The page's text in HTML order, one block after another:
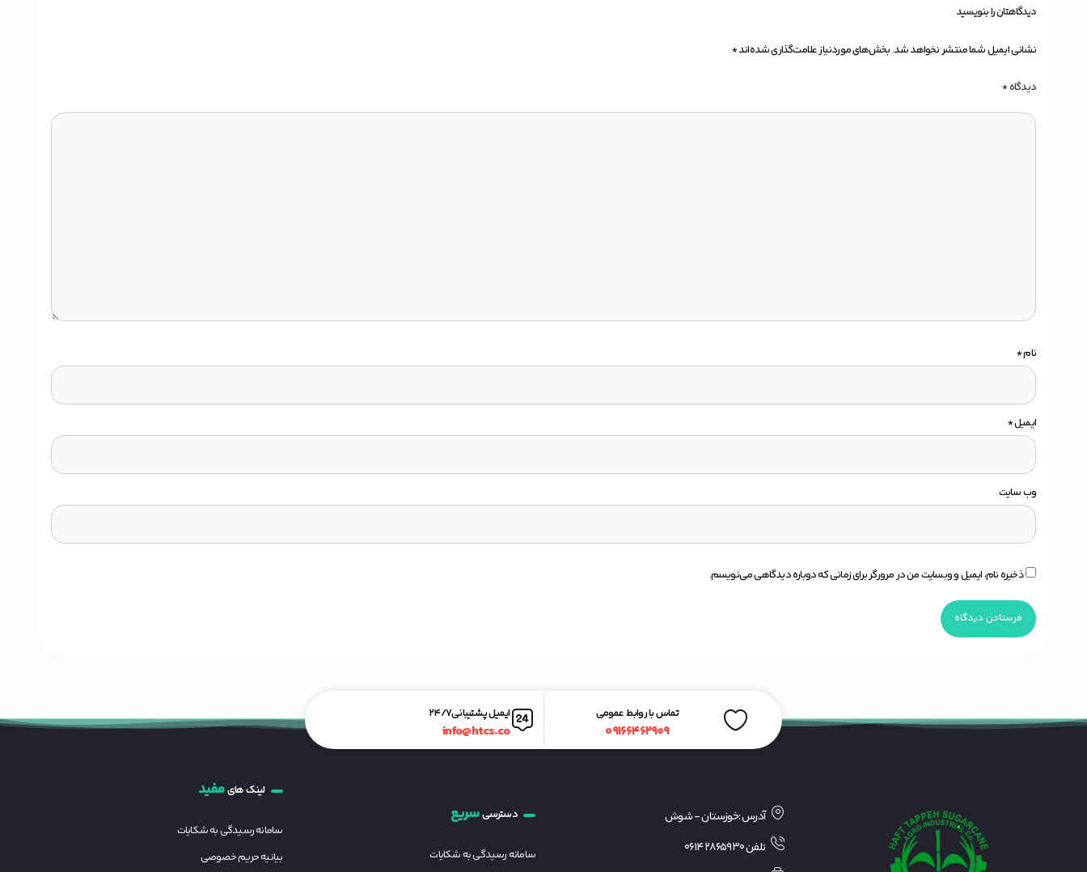
دیدگاهتان را بنویسید
نشانی ایمیل شما منتشر نخواهد شد.بخش‌های موردنیاز علامت‌گذاری شده‌اند*
دیدگاه*
نام*
ایمیل*
وب‌ سایت
ذخیره نام، ایمیل و وبسایت من در مرورگر برای زمانی که دوباره دیدگاهی می‌نویسم.
تماس با روابط عمومی
۰۹۱۶۶۴۶۲۹۰۹
ایمیل پشتیبانی ۲۴/۷
info@htcs.co
آدرس :خوزستان - شوش
تلفن ۰۶۱۴۲۸۶۵۹۳۰
دسترسیسریع
سامانه رسیدگی به شکایات
لینک هایمفید
سامانه رسیدگی به شکایات
بیانیه حریم خصوصی